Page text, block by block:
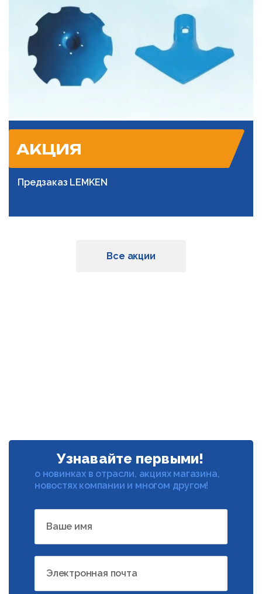
АКЦИЯ
Предзаказ LEMKEN
Все акции
Узнавайте первыми!
о новинках в отрасли, акциях магазина,
новостях компании и многом другом!
Ваше имя
Электронная почта